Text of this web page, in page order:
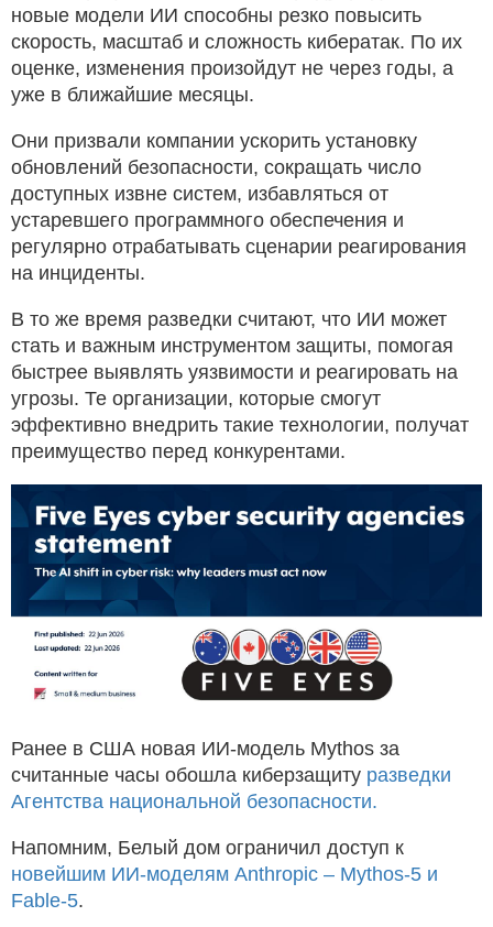
новые модели ИИ способны резко повысить
скорость, масштаб и сложность кибератак. По их
оценке, изменения произойдут не через годы, а
уже в ближайшие месяцы.
Они призвали компании ускорить установку
обновлений безопасности, сокращать число
доступных извне систем, избавляться от
устаревшего программного обеспечения и
регулярно отрабатывать сценарии реагирования
на инциденты.
В то же время разведки считают, что ИИ может
стать и важным инструментом защиты, помогая
быстрее выявлять уязвимости и реагировать на
угрозы. Те организации, которые смогут
эффективно внедрить такие технологии, получат
преимущество перед конкурентами.
Ранее в США новая ИИ-модель Mythos за
считанные часы обошла киберзащиту разведки
Агентства национальной безопасности.
Напомним, Белый дом ограничил доступ к
новейшим ИИ-моделям Anthropic – Mythos-5 и
Fable-5.